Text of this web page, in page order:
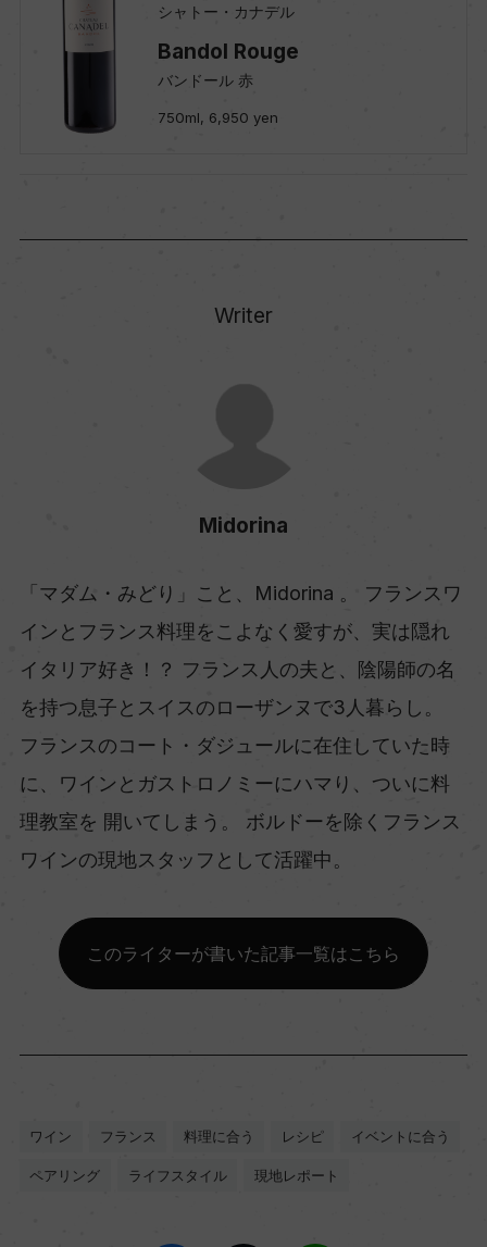
シャトー・カナデル
Bandol Rouge
バンドール 赤
750ml, 6,950 yen
Writer
Midorina
「マダム・みどり」こと、Midorina 。 フランスワ
インとフランス料理をこよなく愛すが、実は隠れ
イタリア好き！？ フランス人の夫と、陰陽師の名
を持つ息子とスイスのローザンヌで3人暮らし。
フランスのコート・ダジュールに在住していた時
に、ワインとガストロノミーにハマり、ついに料
理教室を 開いてしまう。 ボルドーを除くフランス
ワインの現地スタッフとして活躍中。
このライターが書いた記事一覧はこちら
ワイン フランス 料理に合う レシピ イベントに合う
ペアリング ライフスタイル 現地レポート